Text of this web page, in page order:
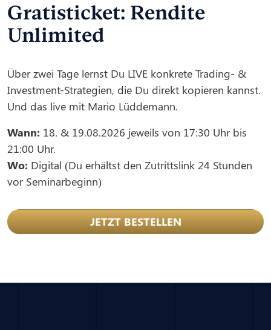
Gratisticket: Rendite
Unlimited
Über zwei Tage lernst Du LIVE konkrete Trading- &
Investment-Strategien, die Du direkt kopieren kannst.
Und das live mit Mario Lüddemann.
Wann: 18. & 19.08.2026 jeweils von 17:30 Uhr bis
21:00 Uhr.
Wo: Digital (Du erhältst den Zutrittslink 24 Stunden
vor Seminarbeginn)
JETZT BESTELLEN